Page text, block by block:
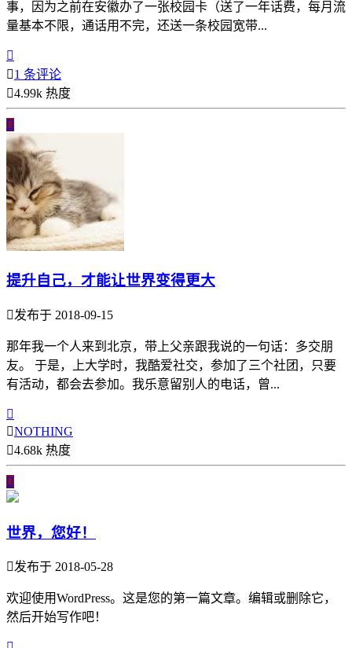
事，因为之前在安徽办了一张校园卡（送了一年话费，每月流
量基本不限，通话用不完，还送一条校园宽带...

1 条评论
4.99k 热度

提升自己，才能让世界变得更大
发布于 2018-09-15
那年我一个人来到北京，带上父亲跟我说的一句话：多交朋
友。 于是，上大学时，我酷爱社交，参加了三个社团，只要
有活动，都会去参加。我乐意留别人的电话，曾...

NOTHING
4.68k 热度

世界，您好！
发布于 2018-05-28
欢迎使用WordPress。这是您的第一篇文章。编辑或删除它，
然后开始写作吧！